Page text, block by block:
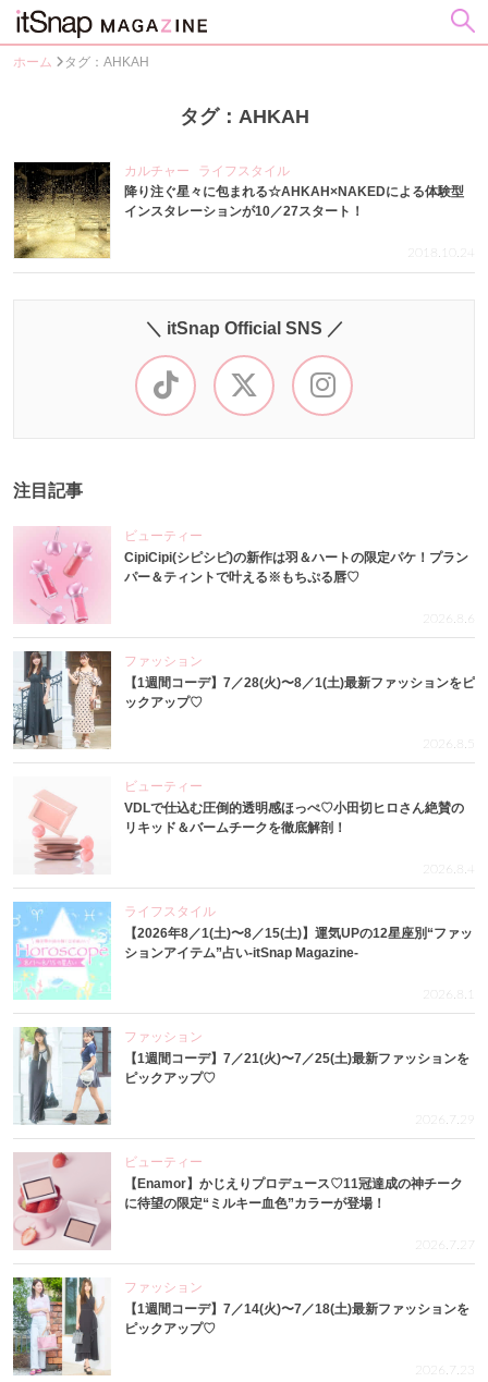
ホーム タグ：AHKAH
タグ：AHKAH
カルチャー
ライフスタイル
降り注ぐ星々に包まれる☆AHKAH×NAKEDによる体験型
インスタレーションが10／27スタート！
2018.10.24
＼ itSnap Official SNS ／
注目記事
ビューティー
CipiCipi(シピシピ)の新作は羽＆ハートの限定パケ！プラン
パー＆ティントで叶える※もちぷる唇♡
2026.8.6
ファッション
【1週間コーデ】7／28(火)〜8／1(土)最新ファッションをピ
ックアップ♡
2026.8.5
ビューティー
VDLで仕込む圧倒的透明感ほっぺ♡小田切ヒロさん絶賛の
リキッド＆バームチークを徹底解剖！
2026.8.4
ライフスタイル
【2026年8／1(土)〜8／15(土)】運気UPの12星座別“ファッ
ションアイテム”占い-itSnap Magazine-
2026.8.1
ファッション
【1週間コーデ】7／21(火)〜7／25(土)最新ファッションを
ピックアップ♡
2026.7.29
ビューティー
【Enamor】かじえりプロデュース♡11冠達成の神チーク
に待望の限定“ミルキー血色”カラーが登場！
2026.7.27
ファッション
【1週間コーデ】7／14(火)〜7／18(土)最新ファッションを
ピックアップ♡
2026.7.23